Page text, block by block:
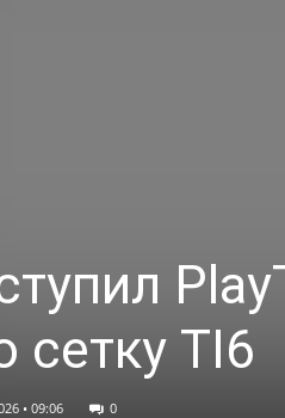
TI6
• 09:06 0